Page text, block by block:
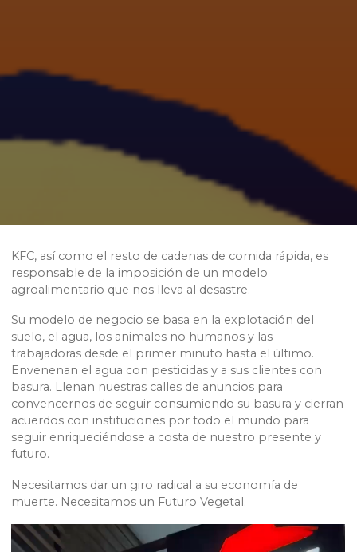
KFC, así como el resto de cadenas de comida rápida, es
responsable de la imposición de un modelo
agroalimentario que nos lleva al desastre.
Su modelo de negocio se basa en la explotación del
suelo, el agua, los animales no humanos y las
trabajadoras desde el primer minuto hasta el último.
Envenenan el agua con pesticidas y a sus clientes con
basura. Llenan nuestras calles de anuncios para
convencernos de seguir consumiendo su basura y cierran
acuerdos con instituciones por todo el mundo para
seguir enriqueciéndose a costa de nuestro presente y
futuro.
Necesitamos dar un giro radical a su economía de
muerte. Necesitamos un Futuro Vegetal.